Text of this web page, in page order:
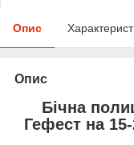
Опис
Опис
Бічна
Гефест на